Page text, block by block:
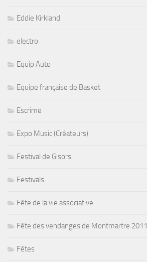
Eddie Kirkland
electro
Equip Auto
Equipe française de Basket
Escrime
Expo Music (Créateurs)
Festival de Gisors
Festivals
Fête de la vie associative
Fête des vendanges de Montmartre 2011
Fêtes